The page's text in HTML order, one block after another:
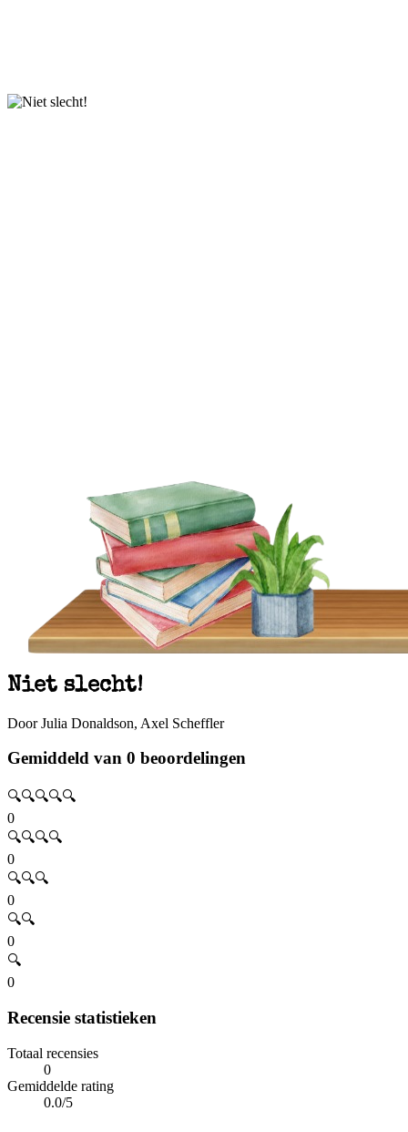
Niet slecht!
Door Julia Donaldson, Axel Scheffler
Gemiddeld van 0 beoordelingen
🔍🔍🔍🔍🔍
0
🔍🔍🔍🔍
0
🔍🔍🔍
0
🔍🔍
0
🔍
0
Recensie statistieken
Totaal recensies
0
Gemiddelde rating
0.0/5